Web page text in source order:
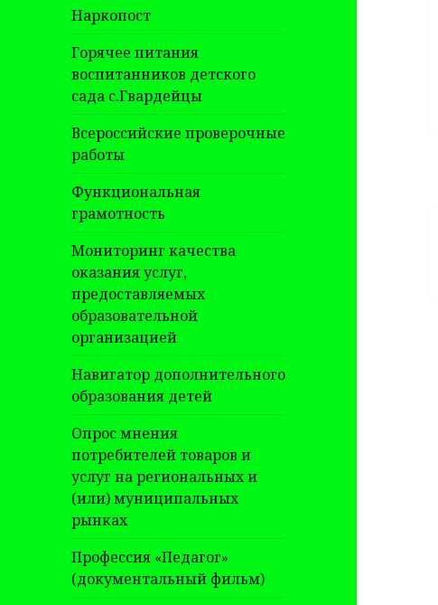
Наркопост
Горячее питания
воспитанников детского
сада с.Гвардейцы
Всероссийские проверочные
работы
Функциональная
грамотность
Мониторинг качества
оказания услуг,
предоставляемых
образовательной
организацией
Навигатор дополнительного
образования детей
Опрос мнения
потребителей товаров и
услуг на региональных и
(или) муниципальных
рынках
Профессия «Педагог»
(документальный фильм)